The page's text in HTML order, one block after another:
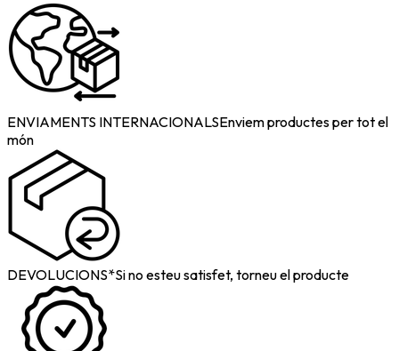
ENVIAMENTS INTERNACIONALSEnviem productes per tot el
món
DEVOLUCIONS*Si no esteu satisfet, torneu el producte